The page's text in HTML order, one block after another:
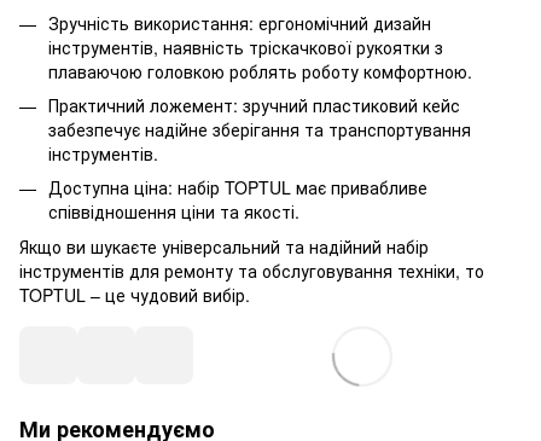
Зручність використання: ергономічний дизайн
інструментів, наявність тріскачкової рукоятки з
плаваючою головкою роблять роботу комфортною.
Практичний ложемент: зручний пластиковий кейс
забезпечує надійне зберігання та транспортування
інструментів.
Доступна ціна: набір TOPTUL має привабливе
співвідношення ціни та якості.
Якщо ви шукаєте універсальний та надійний набір
інструментів для ремонту та обслуговування техніки, то
TOPTUL – це чудовий вибір.
Ми рекомендуємо